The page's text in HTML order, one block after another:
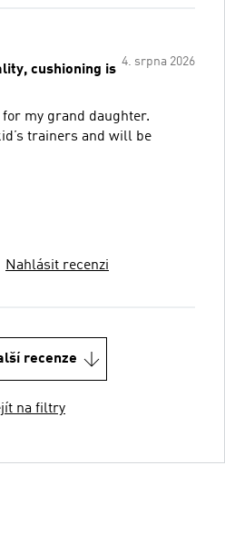
4. srpna 2026
cushioning is
my grand daughter.
trainers and will be
Nahlásit recenzi
recenze
na filtry